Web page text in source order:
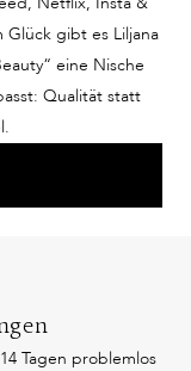
gibt es Liljana
eine Nische
Qualität statt
Tagen problemlos